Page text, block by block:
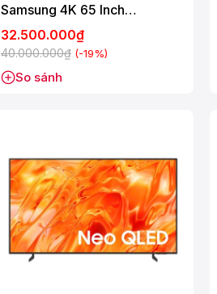
Samsung 4K 65 Inch
MRA65R85H
32.500.000₫
40.000.000₫ (-19%)
So sánh